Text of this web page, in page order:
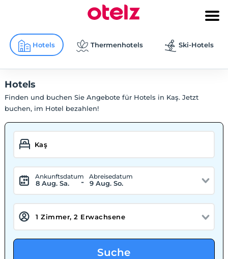
Hotels Thermenhotels Ski-Hotels
Hotels
Finden und buchen Sie Angebote für Hotels in Kaş. Jetzt
buchen, im Hotel bezahlen!
Ankunftsdatum
8 Aug. Sa. -
Abreisedatum
9 Aug. So.
Suche